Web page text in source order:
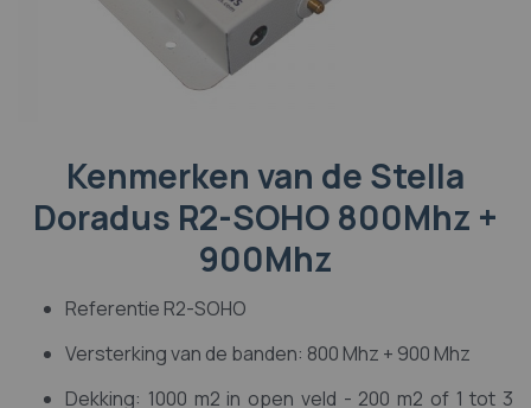
Kenmerken van de Stella
Doradus R2-SOHO 800Mhz +
900Mhz
Referentie R2-SOHO
Versterking van de banden: 800 Mhz + 900 Mhz
Dekking: 1000 m2 in open veld - 200 m2 of 1 tot 3